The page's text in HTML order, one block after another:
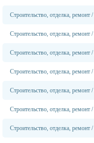
Строительство, отделка, ремонт /
Строительство, отделка, ремонт /
Строительство, отделка, ремонт /
Строительство, отделка, ремонт /
Строительство, отделка, ремонт /
Строительство, отделка, ремонт /
Строительство, отделка, ремонт /